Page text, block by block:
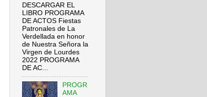
DESCARGAR EL
LIBRO PROGRAMA
DE ACTOS Fiestas
Patronales de La
Verdellada en honor
de Nuestra Señora la
Virgen de Lourdes
2022 PROGRAMA
DE AC...
PROGR
AMA